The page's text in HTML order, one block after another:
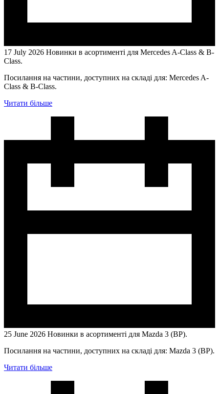
17 July 2026 Hовинки в асортименті для Mercedes A-Class & B-
Class.
Посилання на частини, доступних на складі для: Mercedes A-
Class & B-Class.
Читати більше
25 June 2026 Hовинки в асортименті для Mazda 3 (BP).
Посилання на частини, доступних на складі для: Mazda 3 (BP).
Читати більше